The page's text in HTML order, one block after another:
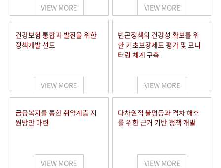
VIEW MORE VIEW MORE
건강보험 통합과 발전을 위한
정책개발 선도
VIEW MORE
빈곤정책의 건강성 확보를 위
한 기초보장제도 평가 및 모니
터링 체계 구축
VIEW MORE
금융복지를 통한 취약계층 지
원방안 마련
VIEW MORE
다차원적 불평등과 격차 해소
를 위한 근거 기반 정책 개발
VIEW MORE